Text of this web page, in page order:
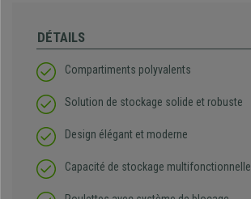
DÉTAILS
Compartiments polyvalents
Solution de stockage solide et robuste
Design élégant et moderne
Capacité de stockage multifonctionnelle